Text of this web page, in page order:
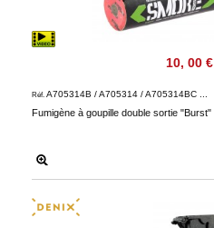
10, 00 €
Fumigène à goupille double sortie "Burst"
Réf. A705314B / A705314 / A705314BC ...